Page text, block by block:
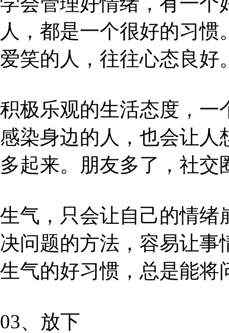
人，都是一个很好的习
爱笑的人，往往心态良好
积极乐观的生活态度，一
感染身边的人，也会让人
多起来。朋友多了，社交
生气，只会让自己的情绪
决问题的方法，容易让
生气的好习惯，总是能将
03、放下